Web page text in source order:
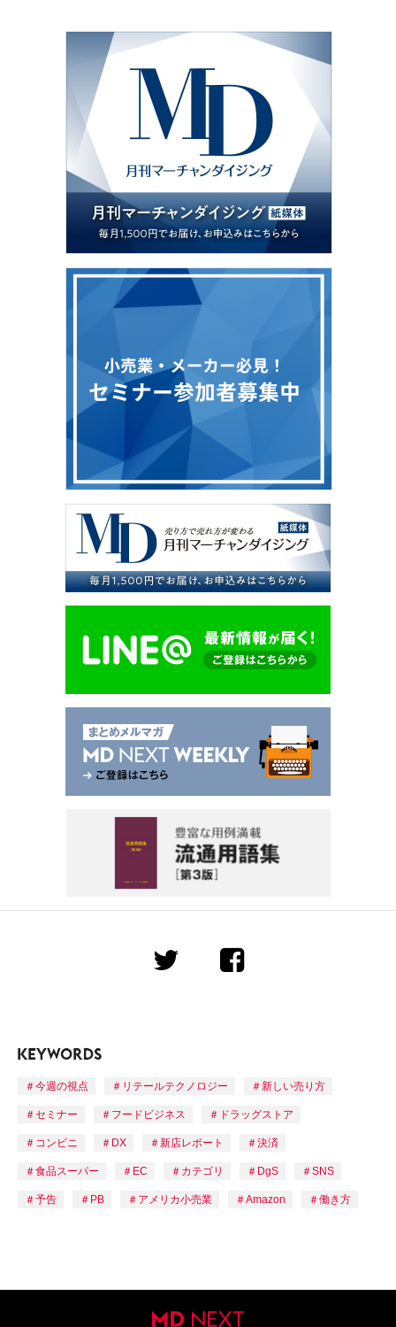
今週の視点 リテールテクノロジー 新しい売り方
セミナー フードビジネス ドラッグストア
コンビニ DX 新店レポート 決済
食品スーパー EC カテゴリ DgS SNS
予告 PB アメリカ小売業 Amazon 働き方